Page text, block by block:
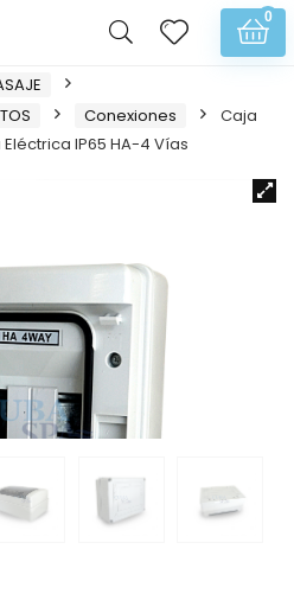
0
Conexiones
Caja
IP65 HA-4 Vías